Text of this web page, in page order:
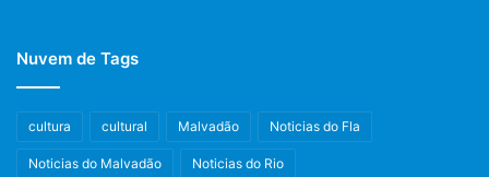
Nuvem de Tags
cultura cultural Malvadão Noticias do Fla
Noticias do Malvadão Noticias do Rio